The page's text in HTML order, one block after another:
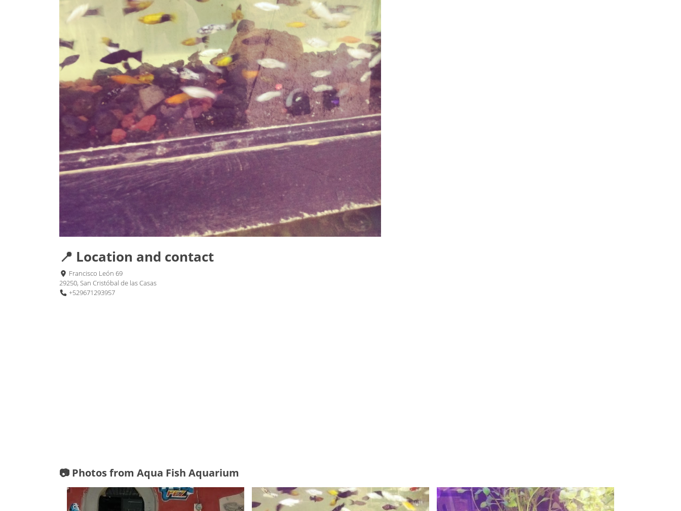
📍 Location and contact
Francisco León 69
29250, San Cristóbal de las Casas
+529671293957
📷 Photos from Aqua Fish Aquarium